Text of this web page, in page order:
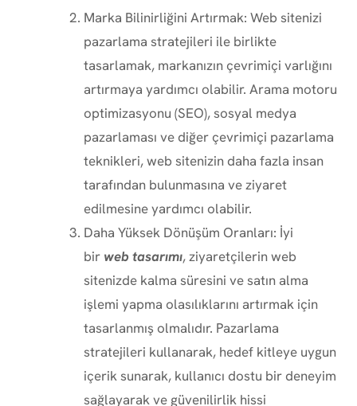
Marka Bilinirliğini Artırmak: Web sitenizi
pazarlama stratejileri ile birlikte
tasarlamak, markanızın çevrimiçi varlığını
artırmaya yardımcı olabilir. Arama motoru
optimizasyonu (SEO), sosyal medya
pazarlaması ve diğer çevrimiçi pazarlama
teknikleri, web sitenizin daha fazla insan
tarafından bulunmasına ve ziyaret
edilmesine yardımcı olabilir.
Daha Yüksek Dönüşüm Oranları: İyi
bir web tasarımı, ziyaretçilerin web
sitenizde kalma süresini ve satın alma
işlemi yapma olasılıklarını artırmak için
tasarlanmış olmalıdır. Pazarlama
stratejileri kullanarak, hedef kitleye uygun
içerik sunarak, kullanıcı dostu bir deneyim
sağlayarak ve güvenilirlik hissi